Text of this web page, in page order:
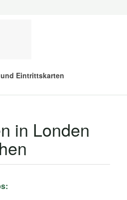
Eintrittskarten
in Londen